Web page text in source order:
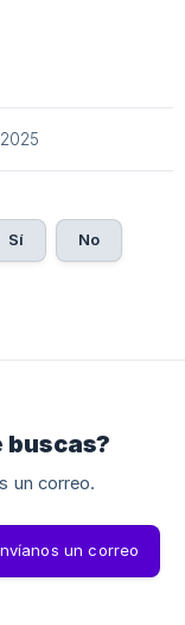
Sí No
buscas?
un correo.
un correo